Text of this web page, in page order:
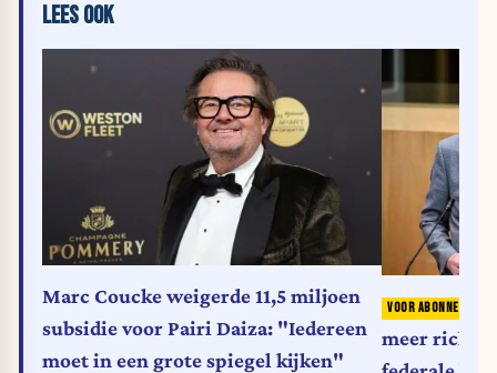
LEES OOK
Marc Coucke weigerde 11,5 miljoen
subsidie voor Pairi Daiza: "Iedereen
moet in een grote spiegel kijken"
meer